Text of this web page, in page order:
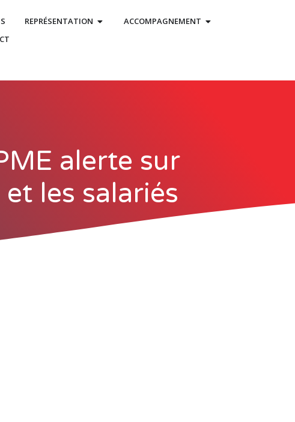
REPRÉSENTATION
ACCOMPAGNEMENT
alerte sur
les salariés